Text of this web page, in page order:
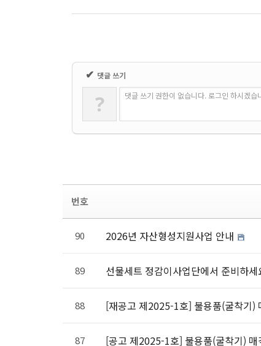
✔ 댓글 쓰기
? 댓글 쓰기 권한이 없습니다. 로그인 하시겠습
번호
90 2026년 자산형성지원사업 안내
89 선물세트 정감이사업단에서 준비하세
88 [재공고 제2025-1호] 불용품(굴착기)
87 [공고 제2025-1호] 불용품(굴착기) 매